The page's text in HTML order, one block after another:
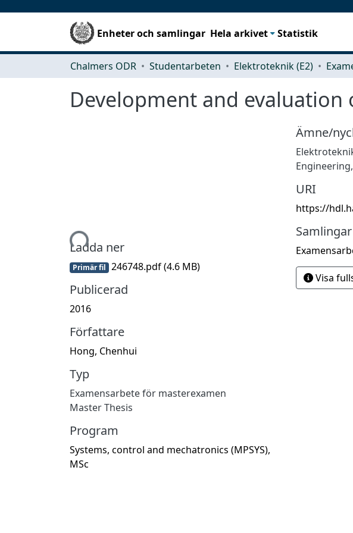
Enheter och samlingar Hela arkivet Statistik
Chalmers ODR Studentarbeten Elektroteknik (E2)
Development and evaluation
Hämtar...Ladda ner
Primär fil 246748.pdf(4.6 MB)
Publicerad
2016
Författare
Hong, Chenhui
Typ
Examensarbete för masterexamen
Master Thesis
Program
Systems, control and mechatronics (MPSYS),
MSc
Ämne/
URI
https://
Samlingar
Visa